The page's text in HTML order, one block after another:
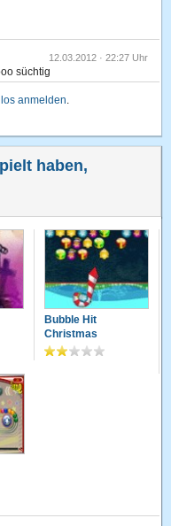
12.03.2012 · 22:27 Uhr
süchtig
anmelden.
haben,
Bubble Hit
Christmas